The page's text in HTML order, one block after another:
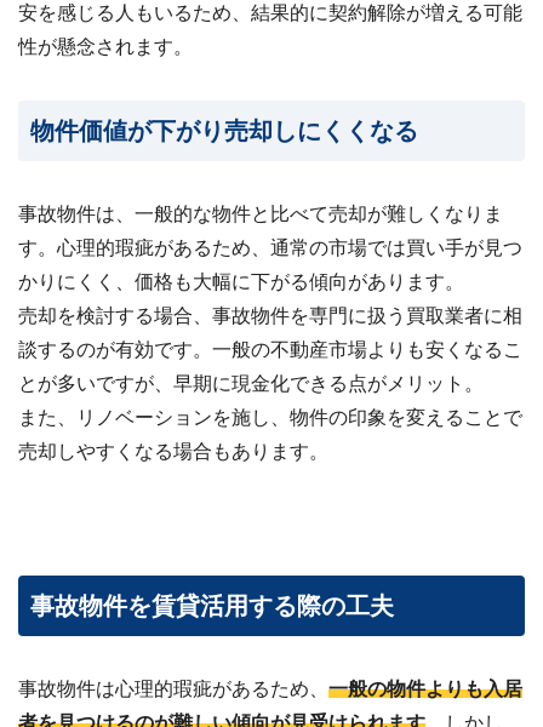
安を感じる人もいるため、結果的に契約解除が増える可能
性が懸念されます。
物件価値が下がり売却しにくくなる
事故物件は、一般的な物件と比べて売却が難しくなりま
す。心理的瑕疵があるため、通常の市場では買い手が見つ
かりにくく、価格も大幅に下がる傾向があります。
売却を検討する場合、事故物件を専門に扱う買取業者に相
談するのが有効です。一般の不動産市場よりも安くなるこ
とが多いですが、早期に現金化できる点がメリット。
また、リノベーションを施し、物件の印象を変えることで
売却しやすくなる場合もあります。
事故物件を賃貸活用する際の工夫
事故物件は心理的瑕疵があるため、 一般の物件よりも入居
者を見つけるのが難しい傾向が見受けられます。しかし、